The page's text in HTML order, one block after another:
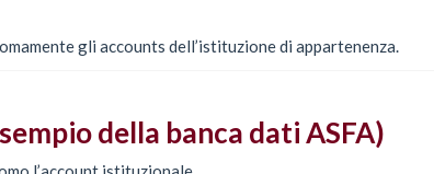
gli accounts dell’istituzione di appartenenza.
della banca dati ASFA)